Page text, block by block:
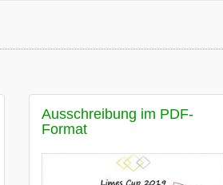
Ausschreibung im PDF-
Format